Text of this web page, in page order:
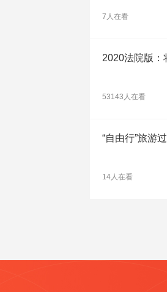
7人在看
2020法院版：
53143人在看
“自由行”旅游
14人在看